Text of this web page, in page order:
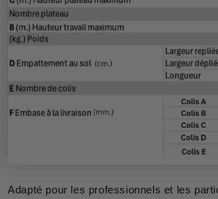
Adapté pour les professionnels et les